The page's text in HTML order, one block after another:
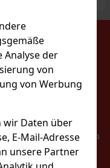
Analyse der
von
von Werbung
Daten über
E-Mail-Adresse
unsere Partner
18 JAHREN !!!
von
dem
Gleichzeitig ist
im Falle
innerhalb von
zu